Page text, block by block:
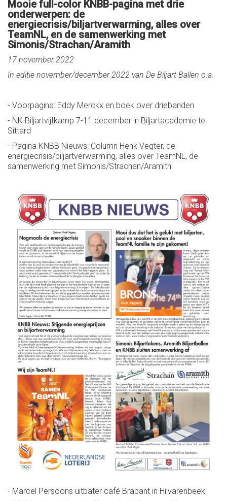
Mooie full-color KNBB-pagina met drie
onderwerpen: de
energiecrisis/biljartverwarming, alles over
TeamNL, en de samenwerking met
Simonis/Strachan/Aramith
17 november 2022
In editie november/december 2022 van De Biljart Ballen o.a.
- Voorpagina: Eddy Merckx en boek over driebanden
- NK Biljartvijfkamp 7-11 december in Biljartacademie te
Sittard
- Pagina KNBB Nieuws: Column Henk Vegter, de
energiecrisis/biljartverwarming, alles over TeamNL, de
samenwerking met Simonis/Strachan/Aramith
- Marcel Persoons uitbater café Brabant in Hilvarenbeek